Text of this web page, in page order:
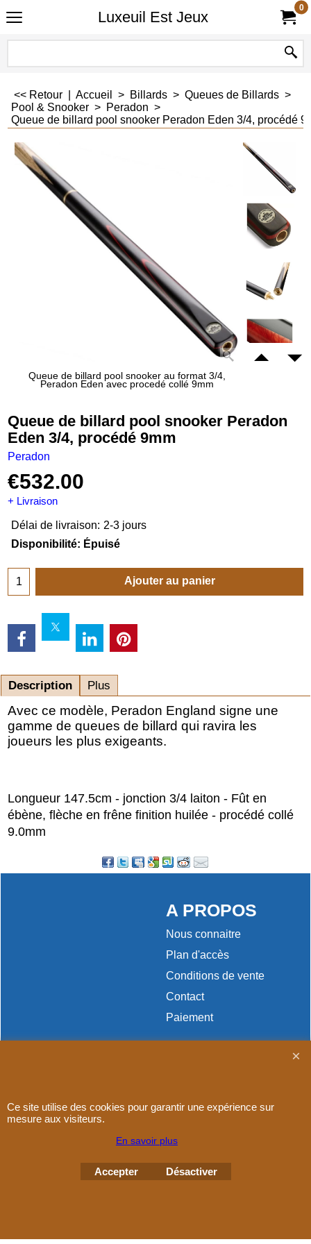
Luxeuil Est Jeux
0
<< Retour Accueil > Billards > Queues de Billards >
Pool & Snooker > Peradon >
Queue de billard pool snooker Peradon Eden 3/4, procédé
Queue de billard pool snooker au format 3/4,
Peradon Eden avec procedé collé 9mm
Queue de billard pool snooker Peradon
Eden 3/4, procédé 9mm
Peradon
€532.00
+ Livraison
Délai de livraison: 2-3 jours
Disponibilité: Épuisé
Ajouter au panier
Description Plus
Avec ce modèle, Peradon England signe une
gamme de queues de billard qui ravira les
joueurs les plus exigeants.
Longueur 147.5cm - jonction 3/4 laiton - Fût en
ébène, flèche en frêne finition huilée - procédé collé
9.0mm
A PROPOS
Nous connaitre
Plan d'accès
Conditions de vente
Contact
Paiement
Boutique en ligne créés
avec le logiciel
Ce site utilise des cookies pour garantir une expérience sur
mesure aux visiteurs.
En savoir plus
Accepter Désactiver